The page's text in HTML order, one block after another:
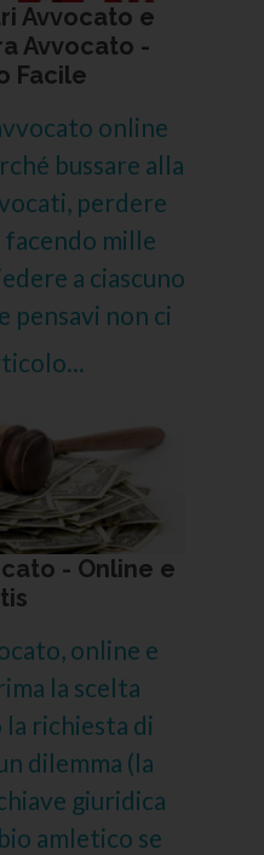
Avvocato e
Avvocato -
Facile
online
bussare alla
perdere
mille
a ciascuno
pensavi non ci
- Online e
online e
la scelta
la richiesta di
dilemma (la
giuridica
amletico se